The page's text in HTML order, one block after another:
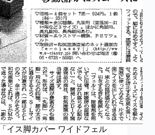
イス脚カバー ワイドフェル